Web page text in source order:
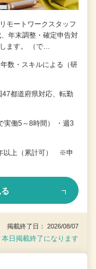
モートワークスタッフ
年末調整・確定申告対
ます。 （で…
数・スキルによる（研
都道府県対応、転勤
実働5～8時間） ・週3
以上（累計可） ※申
掲載終了日： 2026/08/07
本日掲載終了になります